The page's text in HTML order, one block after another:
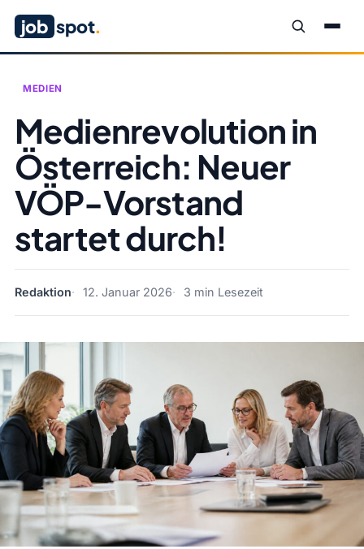
job spot.
MEDIEN
Medienrevolution in
Österreich: Neuer
VÖP-Vorstand
startet durch!
Redaktion 12. Januar 2026 3 min Lesezeit